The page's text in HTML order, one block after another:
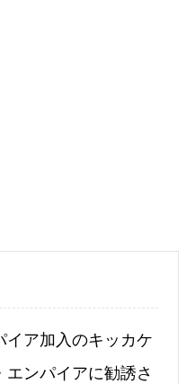
イア加入のキッカケ
エンパイアに勧誘さ